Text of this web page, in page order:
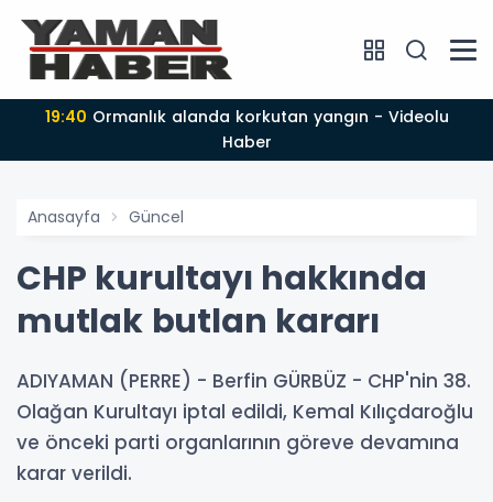
19:40
Haber
Anasayfa Güncel
CHP kurultayı hakkında
mutlak butlan kararı
ADIYAMAN (PERRE) - Berfin GÜRBÜZ - CHP'nin 38.
Olağan Kurultayı iptal edildi, Kemal Kılıçdaroğlu
ve önceki parti organlarının göreve devamına
karar verildi.